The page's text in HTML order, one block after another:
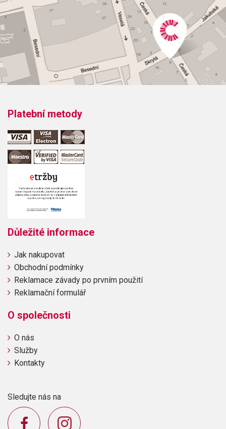
Výrobce: Hal Leonard Corporation
Obsahuje:
The Black PearlBrethren CourtHe's A PirateJack
SparrowThe KrakenThe Medallion CallsOne DayUp Is
DownWheel Of Fortune
Platební metody
Důležité informace
Jak nakupovat
Obchodní podmínky
Reklamace závady po prvním použití
Reklamační formulář
O společnosti
O nás
Služby
Kontakty
Sledujte nás na